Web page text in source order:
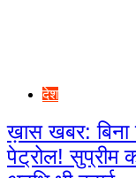
देश
ख़ास खबर: बिना
पेट्रोल! सुप्रीम